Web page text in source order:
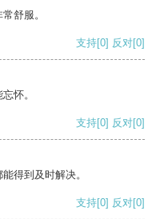
舒服。
支持[0] 反对[0]
怀。
支持[0] 反对[0]
得到及时解决。
支持[0] 反对[0]